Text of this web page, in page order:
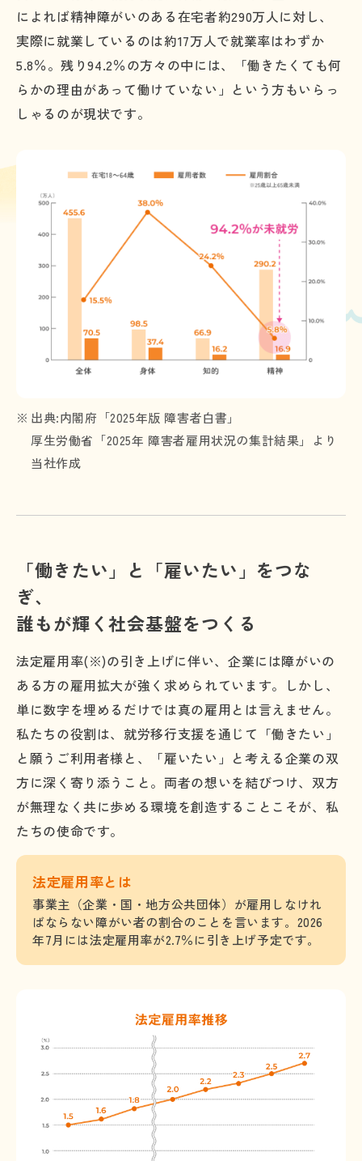
によれば精神障がいのある在宅者約290万人に対し、
実際に就業しているのは約17万人で就業率はわずか
5.8％。残り94.2％の方々の中には、「働きたくても何
らかの理由があって働けていない」という方もいらっ
しゃるのが現状です。
出典:内閣府「2025年版 障害者白書」
厚生労働省「2025年 障害者雇用状況の集計結果」より
当社作成
「働きたい」と「雇いたい」をつな
ぎ、
誰もが輝く社会基盤をつくる
法定雇用率(※)の引き上げに伴い、企業には障がいの
ある方の雇用拡大が強く求められています。しかし、
単に数字を埋めるだけでは真の雇用とは言えません。
私たちの役割は、就労移行支援を通じて「働きたい」
と願うご利用者様と、「雇いたい」と考える企業の双
方に深く寄り添うこと。両者の想いを結びつけ、双方
が無理なく共に歩める環境を創造することこそが、私
たちの使命です。
法定雇用率とは
事業主（企業・国・地方公共団体）が雇用しなけれ
ばならない障がい者の割合のことを言います。2026
年7月には法定雇用率が2.7％に引き上げ予定です。